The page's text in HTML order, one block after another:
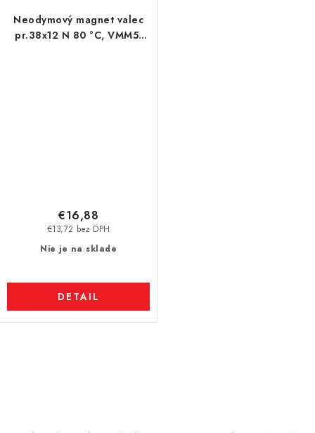
Neodymový magnet valec
pr.38x12 N 80 °C, VMM5-
Nie je na sklade
€13,72 bez DPH
€16,88
DETAIL